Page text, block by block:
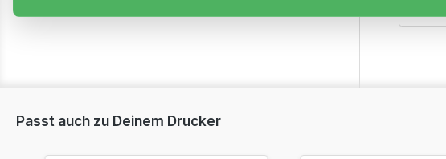
Passt auch zu Deinem Drucker